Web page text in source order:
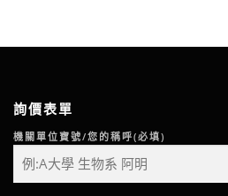
詢價表單
機關單位寶號/您的稱呼(必填)